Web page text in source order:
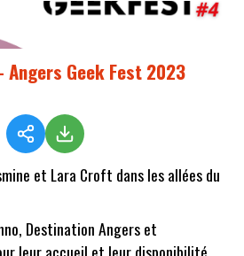
Angers Geek Fest 2023
et Lara Croft dans les allées du
Destination Angers et